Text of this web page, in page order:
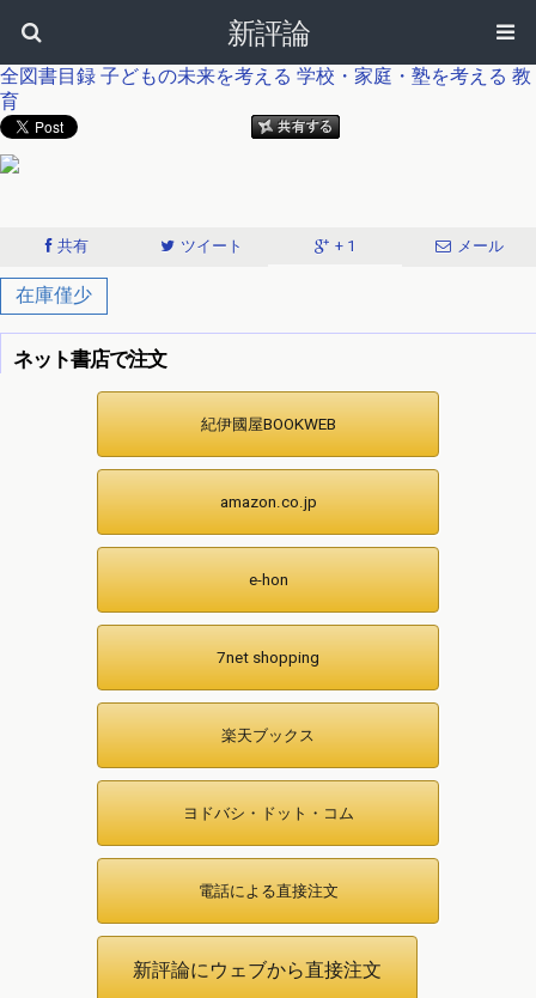
新評論
全図書目録 子どもの未来を考える 学校・家庭・塾を考える 教
育
共有 ツイート + 1 メール
在庫僅少
ネット書店で注文
紀伊國屋BOOKWEB
amazon.co.jp
e-hon
7net shopping
楽天ブックス
ヨドバシ・ドット・コム
電話による直接注文